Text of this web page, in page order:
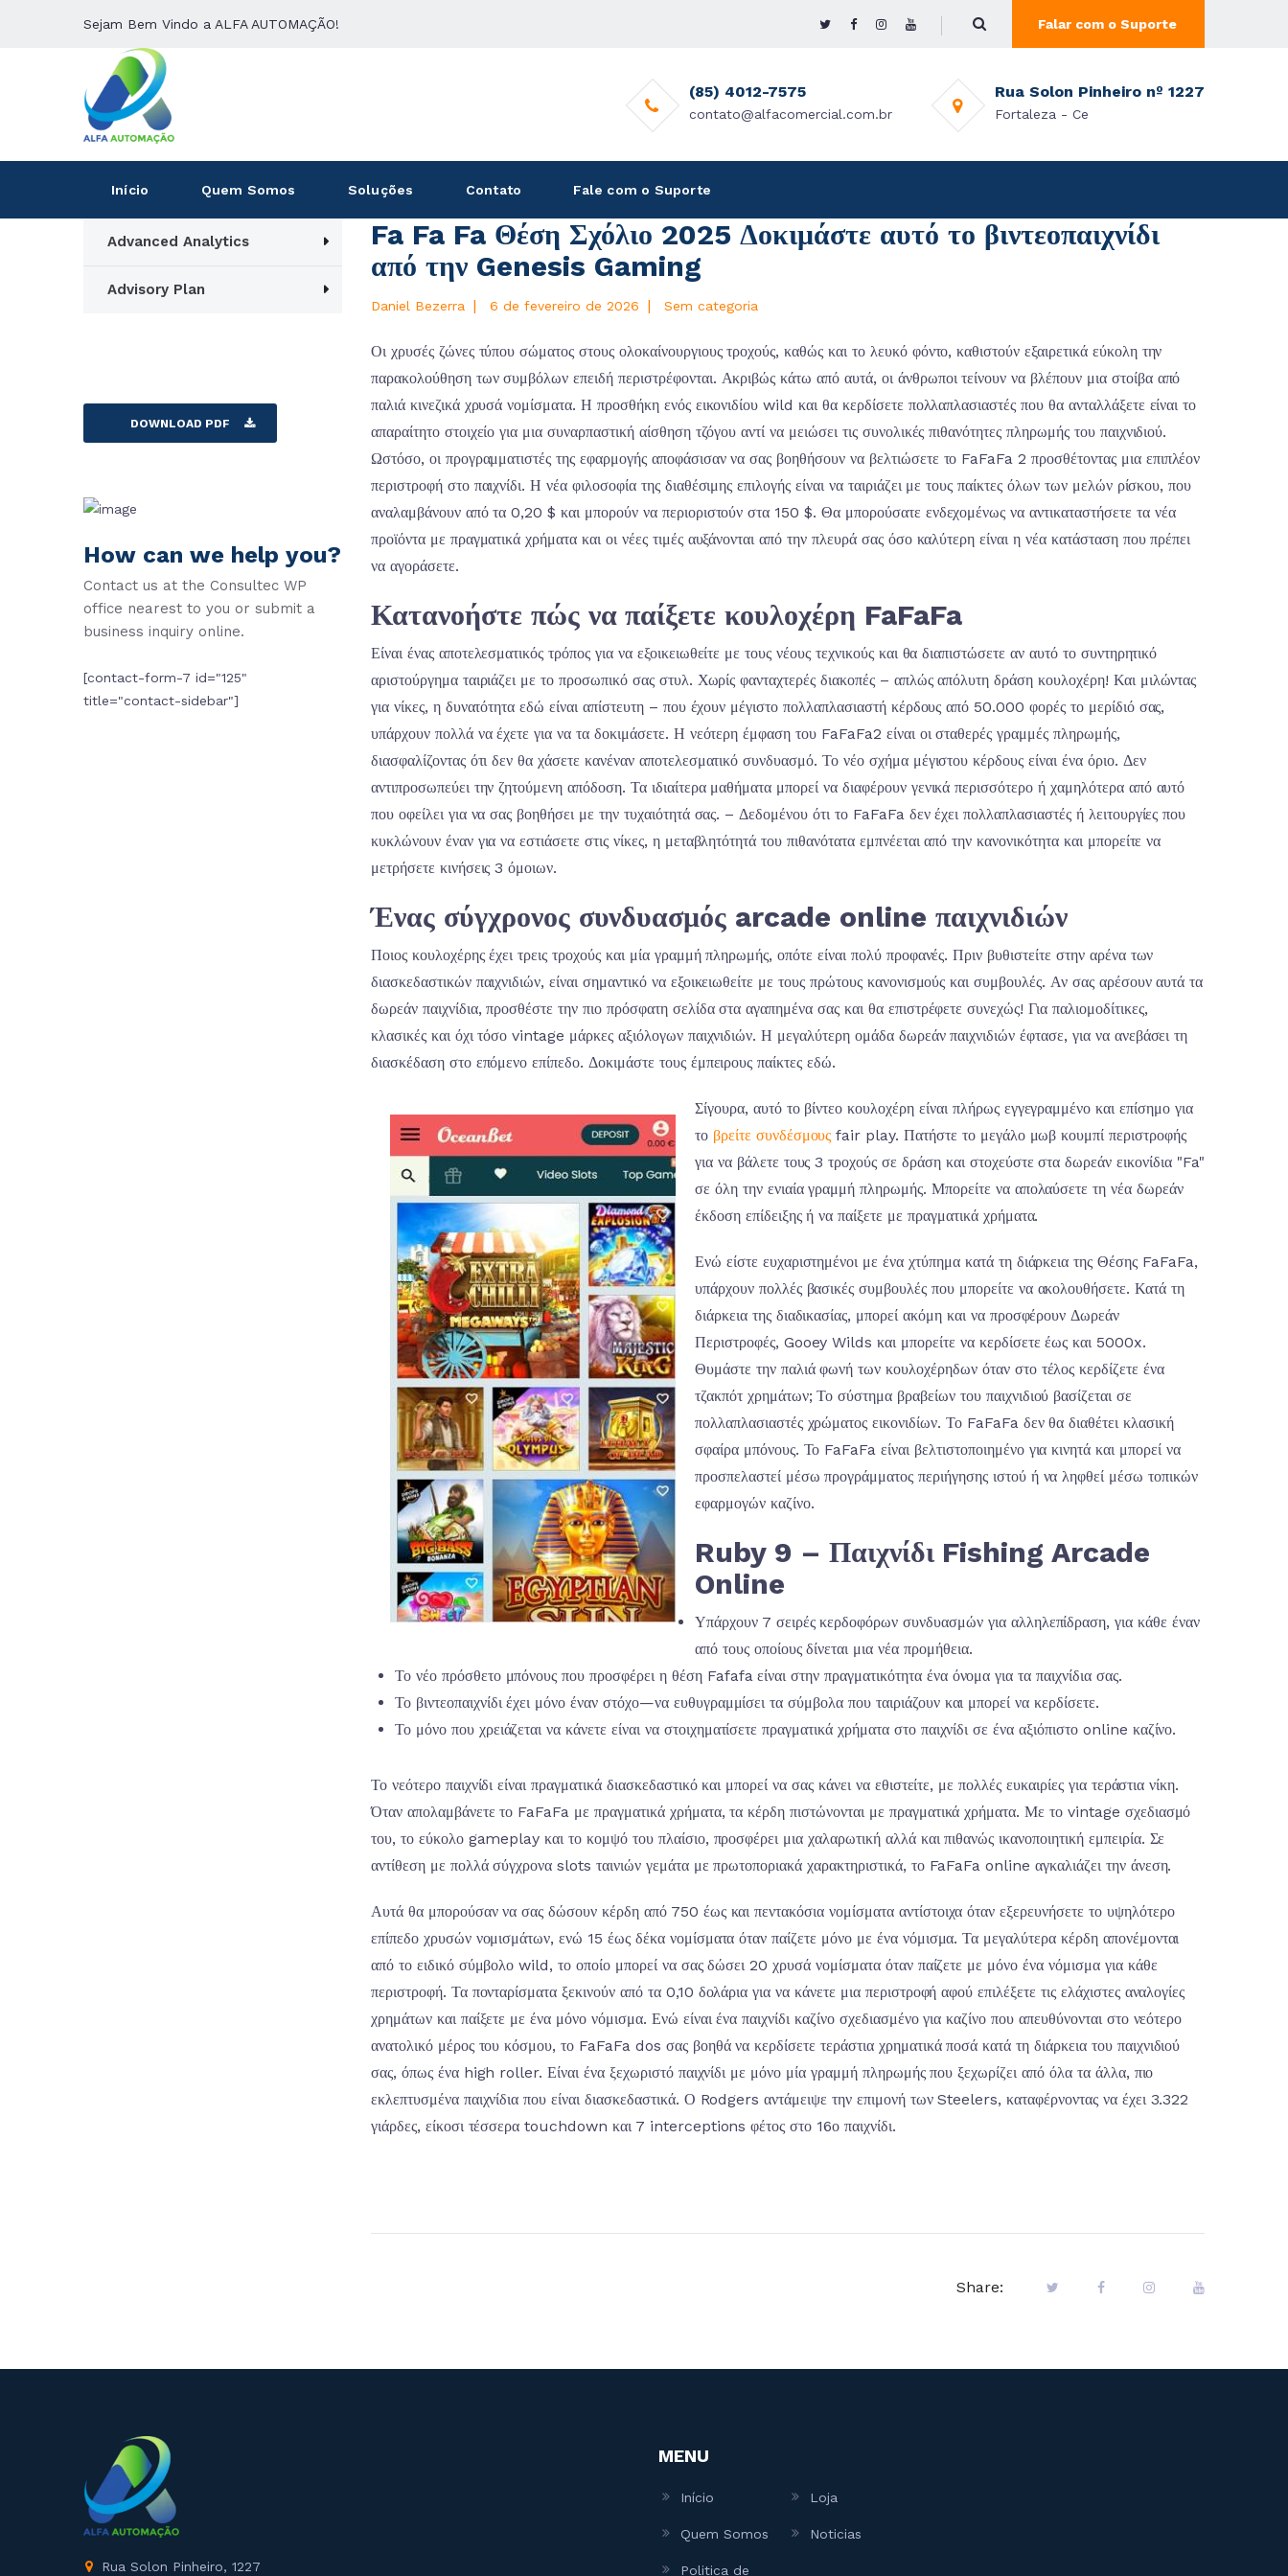
Sejam Bem Vindo a ALFA AUTOMAÇÃO! Falar com o Suporte
(85) 4012-7575
contato@alfacomercial.com.br
Rua Solon Pinheiro nº 1227
Fortaleza - Ce
Início Quem Somos Soluções Contato Fale com o Suporte
Fa Fa Fa Θέση Σχόλιο 2025 Δοκιμάστε αυτό το βιντεοπαιχνίδι
από την Genesis Gaming
Daniel Bezerra | 6 de fevereiro de 2026 | Sem categoria
Οι χρυσές ζώνες τύπου σώματος στους ολοκαίνουργιους τροχούς, καθώς και το λευκό φόντο, καθιστούν εξαιρετικά εύκολη την
παρακολούθηση των συμβόλων επειδή περιστρέφονται. Ακριβώς κάτω από αυτά, οι άνθρωποι τείνουν να βλέπουν μια στοίβα από
παλιά κινεζικά χρυσά νομίσματα. Η προσθήκη ενός εικονιδίου wild και θα κερδίσετε πολλαπλασιαστές που θα ανταλλάξετε είναι το
απαραίτητο στοιχείο για μια συναρπαστική αίσθηση τζόγου αντί να μειώσει τις συνολικές πιθανότητες πληρωμής του παιχνιδιού.
Ωστόσο, οι προγραμματιστές της εφαρμογής αποφάσισαν να σας βοηθήσουν να βελτιώσετε το FaFaFa 2 προσθέτοντας μια επιπλέον
περιστροφή στο παιχνίδι. Η νέα φιλοσοφία της διαθέσιμης επιλογής είναι να ταιριάζει με τους παίκτες όλων των μελών ρίσκου, που
αναλαμβάνουν από τα 0,20 $ και μπορούν να περιοριστούν στα 150 $. Θα μπορούσατε ενδεχομένως να αντικαταστήσετε τα νέα
προϊόντα με πραγματικά χρήματα και οι νέες τιμές αυξάνονται από την πλευρά σας όσο καλύτερη είναι η νέα κατάσταση που πρέπει
να αγοράσετε.
Κατανοήστε πώς να παίξετε κουλοχέρη FaFaFa
Είναι ένας αποτελεσματικός τρόπος για να εξοικειωθείτε με τους νέους τεχνικούς και θα διαπιστώσετε αν αυτό το συντηρητικό
αριστούργημα ταιριάζει με το προσωπικό σας στυλ. Χωρίς φανταχτερές διακοπές – απλώς απόλυτη δράση κουλοχέρη! Και μιλώντας
για νίκες, η δυνατότητα εδώ είναι απίστευτη – που έχουν μέγιστο πολλαπλασιαστή κέρδους από 50.000 φορές το μερίδιό σας,
υπάρχουν πολλά να έχετε για να τα δοκιμάσετε. Η νεότερη έμφαση του FaFaFa2 είναι οι σταθερές γραμμές πληρωμής,
διασφαλίζοντας ότι δεν θα χάσετε κανέναν αποτελεσματικό συνδυασμό. Το νέο σχήμα μέγιστου κέρδους είναι ένα όριο. Δεν
αντιπροσωπεύει την ζητούμενη απόδοση. Τα ιδιαίτερα μαθήματα μπορεί να διαφέρουν γενικά περισσότερο ή χαμηλότερα από αυτό
που οφείλει για να σας βοηθήσει με την τυχαιότητά σας. – Δεδομένου ότι το FaFaFa δεν έχει πολλαπλασιαστές ή λειτουργίες που
κυκλώνουν έναν για να εστιάσετε στις νίκες, η μεταβλητότητά του πιθανότατα εμπνέεται από την κανονικότητα και μπορείτε να
μετρήσετε κινήσεις 3 όμοιων.
Ένας σύγχρονος συνδυασμός arcade online παιχνιδιών
Ποιος κουλοχέρης έχει τρεις τροχούς και μία γραμμή πληρωμής, οπότε είναι πολύ προφανές. Πριν βυθιστείτε στην αρένα των
διασκεδαστικών παιχνιδιών, είναι σημαντικό να εξοικειωθείτε με τους πρώτους κανονισμούς και συμβουλές. Αν σας αρέσουν αυτά τα
δωρεάν παιχνίδια, προσθέστε την πιο πρόσφατη σελίδα στα αγαπημένα σας και θα επιστρέφετε συνεχώς! Για παλιομοδίτικες,
κλασικές και όχι τόσο vintage μάρκες αξιόλογων παιχνιδιών. Η μεγαλύτερη ομάδα δωρεάν παιχνιδιών έφτασε, για να ανεβάσει τη
διασκέδαση στο επόμενο επίπεδο. Δοκιμάστε τους έμπειρους παίκτες εδώ.
Σίγουρα, αυτό το βίντεο κουλοχέρη είναι πλήρως εγγεγραμμένο και επίσημο για
το βρείτε συνδέσμους fair play. Πατήστε το μεγάλο μωβ κουμπί περιστροφής
για να βάλετε τους 3 τροχούς σε δράση και στοχεύστε στα δωρεάν εικονίδια "Fa"
σε όλη την ενιαία γραμμή πληρωμής. Μπορείτε να απολαύσετε τη νέα δωρεάν
έκδοση επίδειξης ή να παίξετε με πραγματικά χρήματα.
Ενώ είστε ευχαριστημένοι με ένα χτύπημα κατά τη διάρκεια της Θέσης FaFaFa,
υπάρχουν πολλές βασικές συμβουλές που μπορείτε να ακολουθήσετε. Κατά τη
διάρκεια της διαδικασίας, μπορεί ακόμη και να προσφέρουν Δωρεάν
Περιστροφές, Gooey Wilds και μπορείτε να κερδίσετε έως και 5000x.
Θυμάστε την παλιά φωνή των κουλοχέρηδων όταν στο τέλος κερδίζετε ένα
τζακπότ χρημάτων; Το σύστημα βραβείων του παιχνιδιού βασίζεται σε
πολλαπλασιαστές χρώματος εικονιδίων. Το FaFaFa δεν θα διαθέτει κλασική
σφαίρα μπόνους. Το FaFaFa είναι βελτιστοποιημένο για κινητά και μπορεί να
προσπελαστεί μέσω προγράμματος περιήγησης ιστού ή να ληφθεί μέσω τοπικών
εφαρμογών καζίνο.
Ruby 9 – Παιχνίδι Fishing Arcade
Online
Υπάρχουν 7 σειρές κερδοφόρων συνδυασμών για αλληλεπίδραση, για κάθε έναν
από τους οποίους δίνεται μια νέα προμήθεια.
Το νέο πρόσθετο μπόνους που προσφέρει η θέση Fafafa είναι στην πραγματικότητα ένα όνομα για τα παιχνίδια σας.
Το βιντεοπαιχνίδι έχει μόνο έναν στόχο—να ευθυγραμμίσει τα σύμβολα που ταιριάζουν και μπορεί να κερδίσετε.
Το μόνο που χρειάζεται να κάνετε είναι να στοιχηματίσετε πραγματικά χρήματα στο παιχνίδι σε ένα αξιόπιστο online καζίνο.
Το νεότερο παιχνίδι είναι πραγματικά διασκεδαστικό και μπορεί να σας κάνει να εθιστείτε, με πολλές ευκαιρίες για τεράστια νίκη.
Όταν απολαμβάνετε το FaFaFa με πραγματικά χρήματα, τα κέρδη πιστώνονται με πραγματικά χρήματα. Με το vintage σχεδιασμό
του, το εύκολο gameplay και το κομψό του πλαίσιο, προσφέρει μια χαλαρωτική αλλά και πιθανώς ικανοποιητική εμπειρία. Σε
αντίθεση με πολλά σύγχρονα slots ταινιών γεμάτα με πρωτοποριακά χαρακτηριστικά, το FaFaFa online αγκαλιάζει την άνεση.
Αυτά θα μπορούσαν να σας δώσουν κέρδη από 750 έως και πεντακόσια νομίσματα αντίστοιχα όταν εξερευνήσετε το υψηλότερο
επίπεδο χρυσών νομισμάτων, ενώ 15 έως δέκα νομίσματα όταν παίζετε μόνο με ένα νόμισμα. Τα μεγαλύτερα κέρδη απονέμονται
από το ειδικό σύμβολο wild, το οποίο μπορεί να σας δώσει 20 χρυσά νομίσματα όταν παίζετε με μόνο ένα νόμισμα για κάθε
περιστροφή. Τα πονταρίσματα ξεκινούν από τα 0,10 δολάρια για να κάνετε μια περιστροφή αφού επιλέξετε τις ελάχιστες αναλογίες
χρημάτων και παίξετε με ένα μόνο νόμισμα. Ενώ είναι ένα παιχνίδι καζίνο σχεδιασμένο για καζίνο που απευθύνονται στο νεότερο
ανατολικό μέρος του κόσμου, το FaFaFa dos σας βοηθά να κερδίσετε τεράστια χρηματικά ποσά κατά τη διάρκεια του παιχνιδιού
σας, όπως ένα high roller. Είναι ένα ξεχωριστό παιχνίδι με μόνο μία γραμμή πληρωμής που ξεχωρίζει από όλα τα άλλα, πιο
εκλεπτυσμένα παιχνίδια που είναι διασκεδαστικά. Ο Rodgers αντάμειψε την επιμονή των Steelers, καταφέρνοντας να έχει 3.322
γιάρδες, είκοσι τέσσερα touchdown και 7 interceptions φέτος στο 16ο παιχνίδι.
Share:
Advanced Analytics
Advisory Plan
DOWNLOAD PDF
How can we help you?
Contact us at the Consultec WP
office nearest to you or submit a
business inquiry online.
[contact-form-7 id="125"
title="contact-sidebar"]
Rua Solon Pinheiro, 1227
MENU
Início Loja
Quem Somos Noticias
Politica de